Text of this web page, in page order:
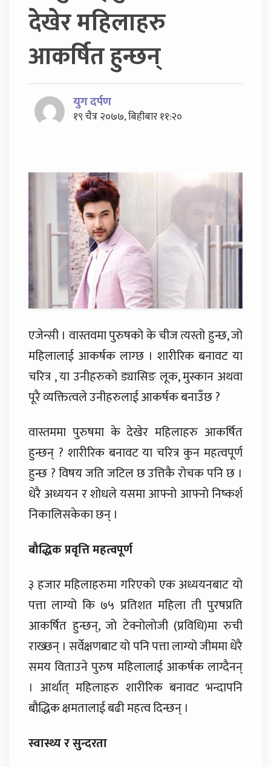
देखेर महिलाहरु
आकर्षित हुन्छन्
युग दर्पण
१९ चैत्र २०७७, बिहीबार ११:२०
एजेन्सी । वास्तवमा पुरुषको के चीज त्यस्तो हुन्छ, जो
महिलालाई आकर्षक लाग्छ । शारीरिक बनावट या
चरित्र , या उनीहरुको ड्यासिङ लूक, मुस्कान अथवा
पूरै व्यक्तित्वले उनीहरुलाई आकर्षक बनाउँछ ?
वास्तममा पुरुषमा के देखेर महिलाहरु आकर्षित
हुन्छन् ? शारीरिक बनावट या चरित्र कुन महत्वपूर्ण
हुन्छ ? विषय जति जटिल छ उत्तिकै रोचक पनि छ ।
धेरै अध्ययन र शोधले यसमा आफ्नो आफ्नो निष्कर्श
निकालिसकेका छन् ।
बौद्धिक प्रवृत्ति महत्वपूर्ण
३ हजार महिलाहरुमा गरिएको एक अध्ययनबाट यो
पत्ता लाग्यो कि ७५ प्रतिशत महिला ती पुरषप्रति
आकर्षित हुन्छन्, जो टेक्नोलोजी (प्रविधि)मा रुची
राख्छन् । सर्वेक्षणबाट यो पनि पत्ता लाग्यो जीममा धेरै
समय विताउने पुरुष महिलालाई आकर्षक लाग्दैनन्
। आर्थात् महिलाहरु शारीरिक बनावट भन्दापनि
बौद्धिक क्षमतालाई बढी महत्व दिन्छन् ।
स्वास्थ्य र सुन्दरता